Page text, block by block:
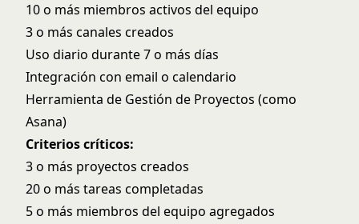
10 o más miembros activos del equipo
3 o más canales creados
Uso diario durante 7 o más días
Integración con email o calendario
Herramienta de Gestión de Proyectos (como
Asana)
Criterios críticos:
3 o más proyectos creados
20 o más tareas completadas
5 o más miembros del equipo agregados